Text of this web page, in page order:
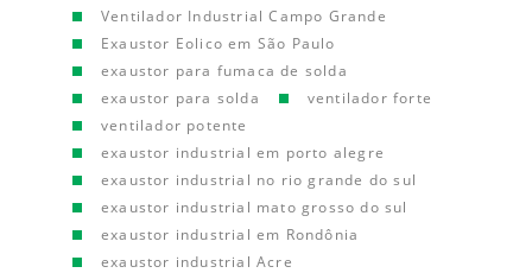
Ventilador Industrial Campo Grande
Exaustor Eolico em São Paulo
exaustor para fumaca de solda
exaustor para solda
ventilador forte
ventilador potente
exaustor industrial em porto alegre
exaustor industrial no rio grande do sul
exaustor industrial mato grosso do sul
exaustor industrial em Rondônia
exaustor industrial Acre